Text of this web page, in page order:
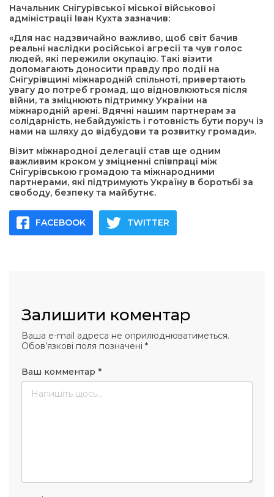
Начальник Снігурівської міської військової
адміністрації Іван Кухта зазначив:
«Для нас надзвичайно важливо, щоб світ бачив
реальні наслідки російської агресії та чув голос
людей, які пережили окупацію. Такі візити
допомагають доносити правду про події на
Снігурівщині міжнародній спільноті, привертають
увагу до потреб громад, що відновлюються після
війни, та зміцнюють підтримку України на
міжнародній арені. Вдячні нашим партнерам за
солідарність, небайдужість і готовність бути поруч із
нами на шляху до відбудови та розвитку громади».
Візит міжнародної делегації став ще одним
важливим кроком у зміцненні співпраці між
Снігурівською громадою та міжнародними
партнерами, які підтримують Україну в боротьбі за
свободу, безпеку та майбутнє.
FACEBOOK TWITTER
Залишити коментар
Ваша e-mail адреса не оприлюднюватиметься.
Обов’язкові поля позначені *
Ваш комментар *